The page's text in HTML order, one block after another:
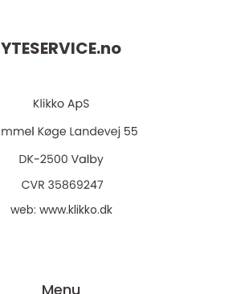
YTESERVICE.no
web: www.klikko.dk
Menu